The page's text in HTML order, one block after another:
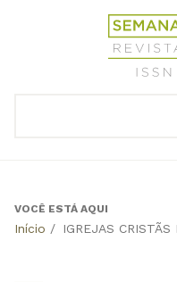
Revista
Científica
Semana
Back
VOCÊ ESTÁ AQUI
Início / IGREJAS